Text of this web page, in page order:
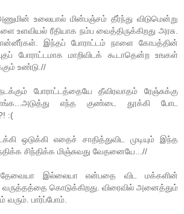
உலையால் மின்பஞ்சம் தீர்ந்து விடுமென்று
உளவியல் ரீதியாக நம்ப வைத்திருக்கிறது அரசு.
இந்தப் போராட்டம் நாளை கோபத்தின்
போராட்டமாக மாறிவிடக் கூடாதென்ற உஙகள்
உண்டு.//
போராட்டத்தையே தீவிரவாதம் ரேஞ்சுக்கு
எந்த குண்டை தூக்கி போட
:(
ஒடுக்கி எதைச் சாதித்துவிட முடியும் இந்த
சிந்திக்க மிஞ்சுவது வேதனையே...//
இல்லையா என்பதை விட மக்களின்
வருத்தத்தை கொடுக்கிறது. விரைவில் அனைத்தும்
வரும். பார்ப்போம்.